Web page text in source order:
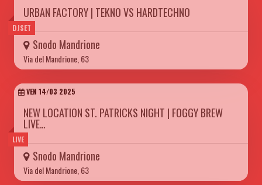
DJSET
URBAN FACTORY | TEKNO VS HARDTECHNO
Snodo Mandrione
Via del Mandrione, 63
LIVE
VEN 14/03 2025
NEW LOCATION ST. PATRICKS NIGHT | FOGGY BREW
LIVE…
Snodo Mandrione
Via del Mandrione, 63